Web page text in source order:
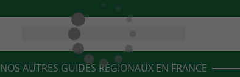
NOS AUTRES GUIDES RÉGIONAUX EN FRANCE